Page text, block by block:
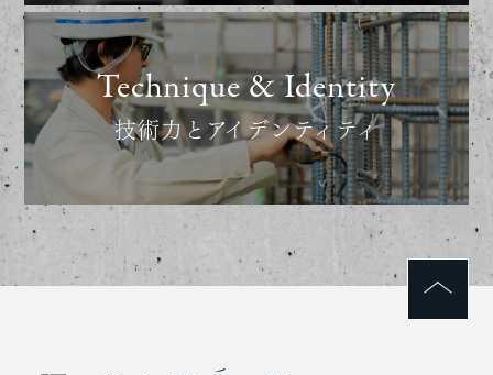
Technique & Identity
技術力とアイデンティティ